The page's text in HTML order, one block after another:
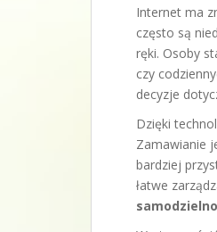
Internet ma
często są
ręki. Osoby
czy
decyzje
Dzięki
Zamawianie
bardziej
łatwe